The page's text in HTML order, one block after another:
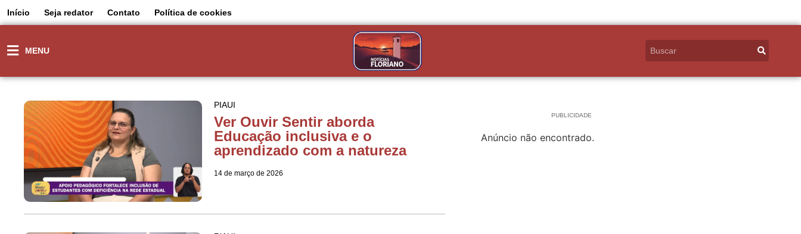
Início Seja redator Contato Política de cookies
MENU
PIAUI
Ver Ouvir Sentir aborda
Educação inclusiva e o
aprendizado com a natureza
14 de março de 2026
PUBLICIDADE
Anúncio não encontrado.